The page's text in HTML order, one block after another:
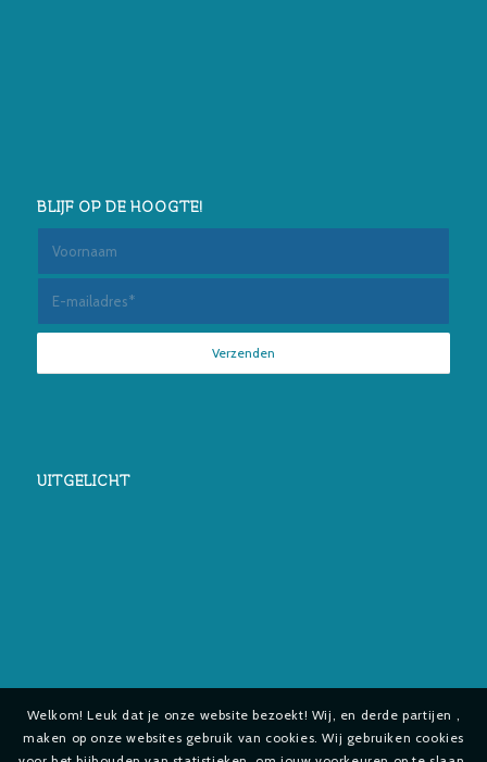
BLIJF OP DE HOOGTE!
UITGELICHT
Welkom! Leuk dat je onze website bezoekt! Wij, en derde partijen ,
maken op onze websites gebruik van cookies. Wij gebruiken cookies